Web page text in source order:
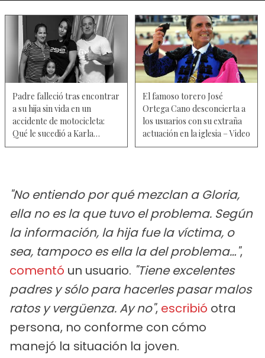
Padre falleció tras encontrar
a su hija sin vida en un
accidente de motocicleta:
Qué le sucedió a Karla
Thaynnara
El famoso torero José
Ortega Cano desconcierta a
los usuarios con su extraña
actuación en la iglesia – Video
"No entiendo por qué mezclan a Gloria,
ella no es la que tuvo el problema. Según
la información, la hija fue la víctima, o
sea, tampoco es ella la del problema…",
comentó un usuario. "Tiene excelentes
padres y sólo para hacerles pasar malos
ratos y vergüenza. Ay no", escribió otra
persona, no conforme con cómo
manejó la situación la joven.